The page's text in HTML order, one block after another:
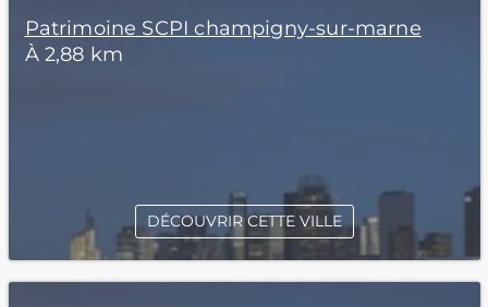
Patrimoine SCPI champigny-sur-marne
À 2,88 km
DÉCOUVRIR CETTE VILLE